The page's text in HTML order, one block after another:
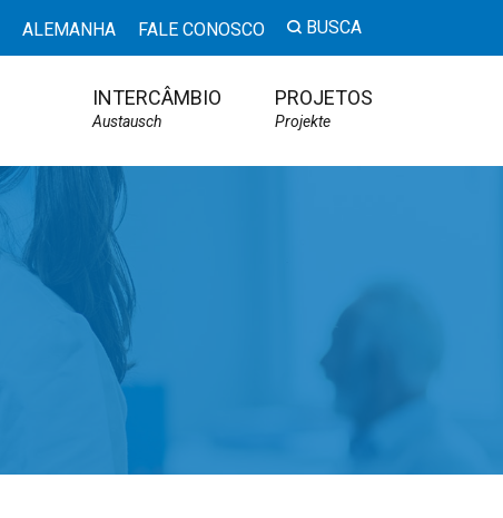
ALEMANHA FALE CONOSCO BUSCA
INTERCÂMBIO
Austausch
PROJETOS
Projekte